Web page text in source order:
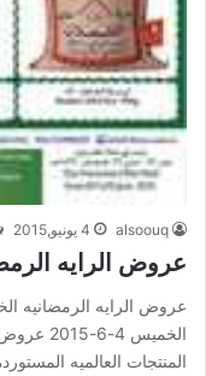
alsoouq 4 يونيو,2015
عروض الرايه
الخميس
المنتجات العالميه